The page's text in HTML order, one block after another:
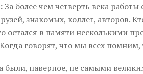
За более чем четверть века
знакомых, коллег, авторов.
остался в памяти несколькими
говорят, что мы всех помним,
были, наверное, не самыми